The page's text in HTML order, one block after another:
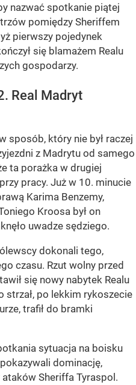
nazwać spotkanie piątej
pomiędzy Sheriffem
pierwszy pojedynek
się blamażem Realu
gospodarzy.
Real Madryt
sposób, który nie był raczej
z Madrytu od samego
ta porażka w drugiej
pracy. Już w 10. minucie
Karima Benzemy,
Kroosa był on
uwadze sędziego.
dokonali tego,
czasu. Rzut wolny przed
się nowy nabytek Realu
strzał, po lekkim rykoszecie
trafił do bramki
sytuacja na boisku
dominację,
Sheriffa Tyraspol.